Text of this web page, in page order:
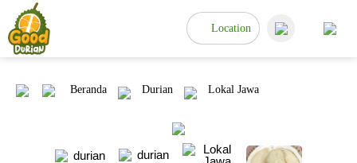
Location
Beranda Durian Lokal Jawa